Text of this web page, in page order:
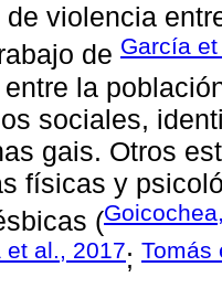
violencia
de García
la
sociales,
gais. Otros
físicas y
(
et al., 2017; Tomás